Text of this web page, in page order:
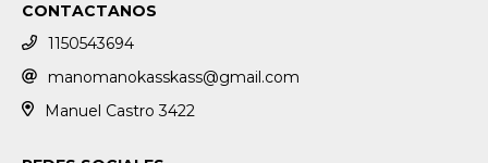
CONTACTANOS
1150543694
manomanokasskass@gmail.com
Manuel Castro 3422